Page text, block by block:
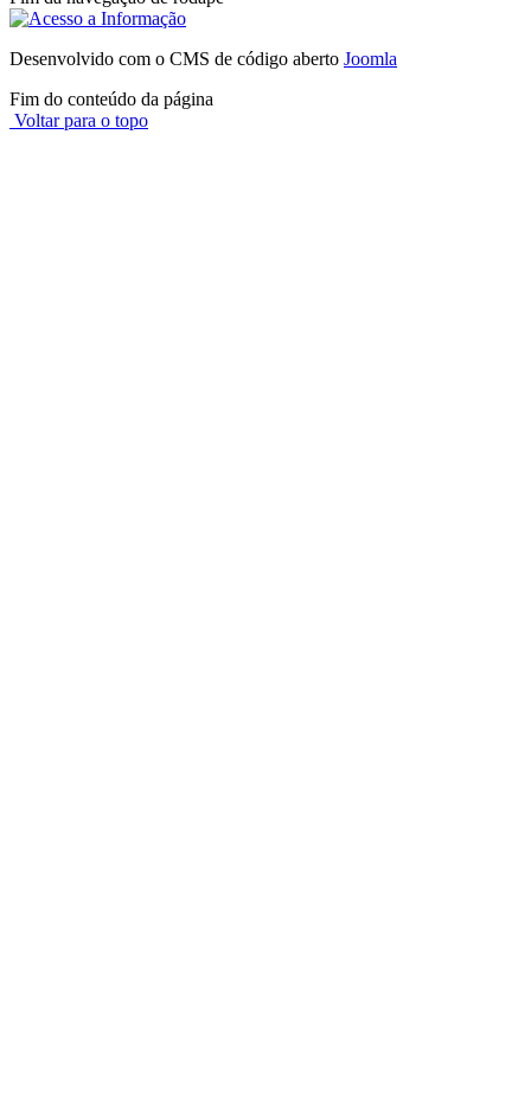
Desenvolvido com o CMS de código aberto Joomla
Fim do conteúdo da página
Voltar para o topo